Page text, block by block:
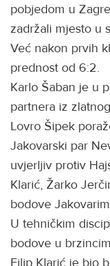
pobjedom u
zadržali mjesto u
Već nakon prvih
prednost od 6:2.
Karlo Šaban je u
partnera iz
Lovro Šipek
Jakovarski par
uvjerljiv protiv
Klarić, Žarko
bodove
U tehničkim
bodove u
Filip Klarić je bio